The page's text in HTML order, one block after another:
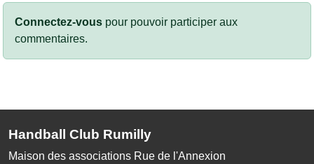
Connectez-vous pour pouvoir participer aux
commentaires.
Handball Club Rumilly
Maison des associations Rue de l'Annexion